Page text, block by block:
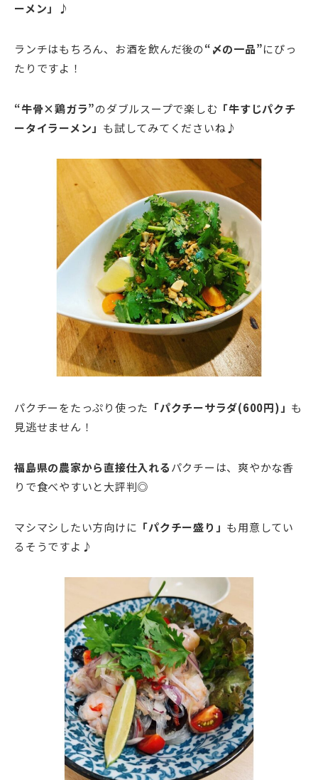
ーメン」
♪
ランチはもちろん、お酒を飲んだ後の“〆の一品”にぴっ
たりですよ！
“牛骨×鶏ガラ”のダブルスープで楽しむ 「牛すじパクチ
ータイラーメン」 も試してみてくださいね♪
パクチーをたっぷり使った 「パクチーサラダ(600円)」 も
見逃せません！
福島県の農家から直接仕入れるパクチーは、爽やかな香
りで食べやすいと大評判◎
マシマシしたい方向けに 「パクチー盛り」 も用意してい
るそうですよ♪